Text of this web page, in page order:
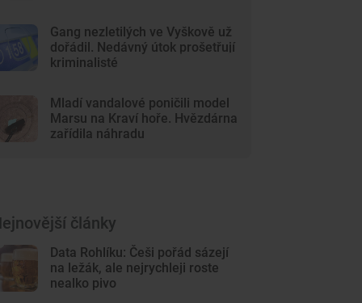
Gang nezletilých ve Vyškově už
dořádil. Nedávný útok prošetřují
kriminalisté
Mladí vandalové poničili model
Marsu na Kraví hoře. Hvězdárna
zařídila náhradu
články
Data Rohlíku: Češi pořád sázejí
na ležák, ale nejrychleji roste
nealko pivo